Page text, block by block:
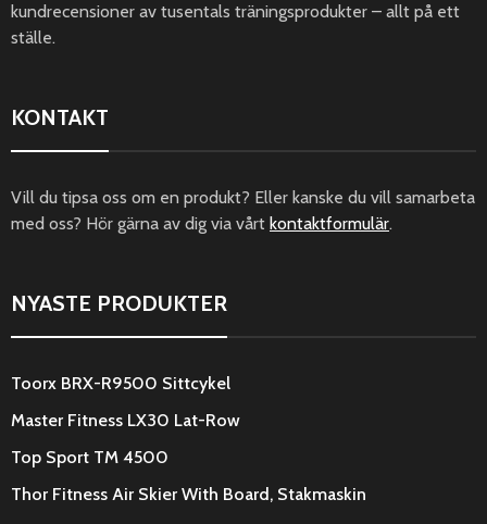
kundrecensioner av tusentals träningsprodukter – allt på ett
ställe.
KONTAKT
Vill du tipsa oss om en produkt? Eller kanske du vill samarbeta
med oss? Hör gärna av dig via vårt kontaktformulär.
NYASTE PRODUKTER
Toorx BRX-R9500 Sittcykel
Master Fitness LX30 Lat-Row
Top Sport TM 4500
Thor Fitness Air Skier With Board, Stakmaskin